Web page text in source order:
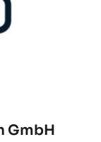
GmbH